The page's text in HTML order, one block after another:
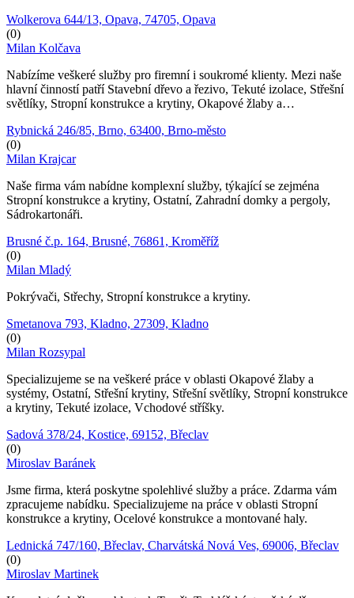
Wolkerova 644/13, Opava, 74705, Opava
(0)
Milan Kolčava
Nabízíme veškeré služby pro firemní i soukromé klienty. Mezi naše
hlavní činností patří Stavební dřevo a řezivo, Tekuté izolace, Střešní
světlíky, Stropní konstrukce a krytiny, Okapové žlaby a…
Rybnická 246/85, Brno, 63400, Brno-město
(0)
Milan Krajcar
Naše firma vám nabídne komplexní služby, týkající se zejména
Stropní konstrukce a krytiny, Ostatní, Zahradní domky a pergoly,
Sádrokartonáři.
Brusné č.p. 164, Brusné, 76861, Kroměříž
(0)
Milan Mladý
Pokrývači, Střechy, Stropní konstrukce a krytiny.
Smetanova 793, Kladno, 27309, Kladno
(0)
Milan Rozsypal
Specializujeme se na veškeré práce v oblasti Okapové žlaby a
systémy, Ostatní, Střešní krytiny, Střešní světlíky, Stropní konstrukce
a krytiny, Tekuté izolace, Vchodové stříšky.
Sadová 378/24, Kostice, 69152, Břeclav
(0)
Miroslav Baránek
Jsme firma, která poskytne spolehlivé služby a práce. Zdarma vám
zpracujeme nabídku. Specializujeme na práce v oblasti Stropní
konstrukce a krytiny, Ocelové konstrukce a montované haly.
Lednická 747/160, Břeclav, Charvátská Nová Ves, 69006, Břeclav
(0)
Miroslav Martinek